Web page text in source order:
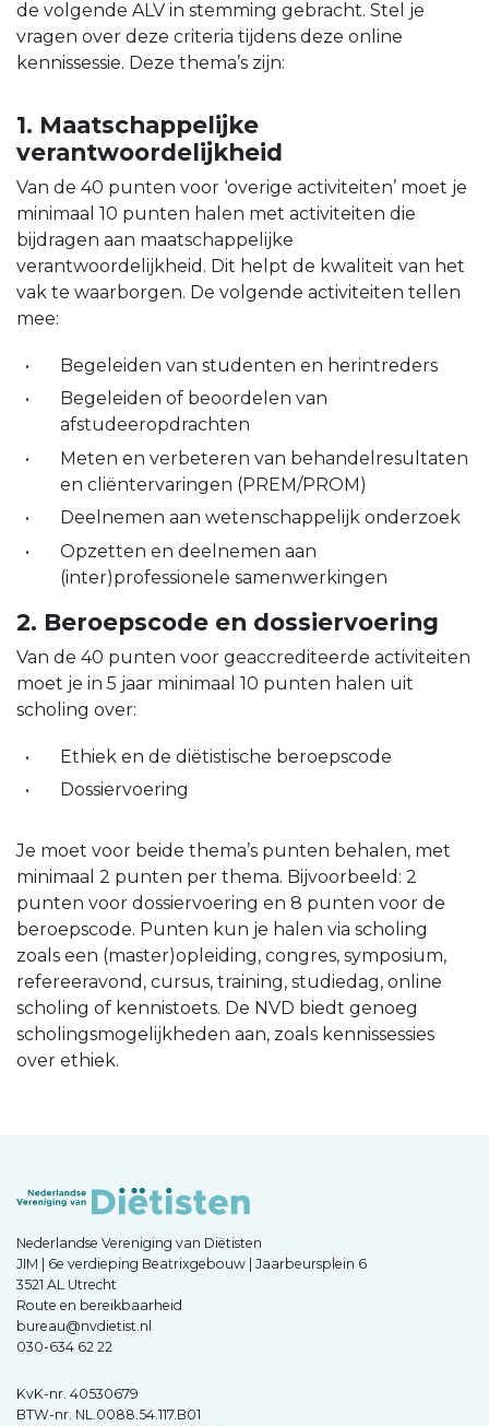
de volgende ALV in stemming gebracht. Stel je
vragen over deze criteria tijdens deze online
kennissessie. Deze thema’s zijn:
1. Maatschappelijke
verantwoordelijkheid
Van de 40 punten voor ‘overige activiteiten’ moet je
minimaal 10 punten halen met activiteiten die
bijdragen aan maatschappelijke
verantwoordelijkheid. Dit helpt de kwaliteit van het
vak te waarborgen. De volgende activiteiten tellen
mee:
Begeleiden van studenten en herintreders
Begeleiden of beoordelen van
afstudeeropdrachten
Meten en verbeteren van behandelresultaten
en cliëntervaringen (PREM/PROM)
Deelnemen aan wetenschappelijk onderzoek
Opzetten en deelnemen aan
(inter)professionele samenwerkingen
2. Beroepscode en dossiervoering
Van de 40 punten voor geaccrediteerde activiteiten
moet je in 5 jaar minimaal 10 punten halen uit
scholing over:
Ethiek en de diëtistische beroepscode
Dossiervoering
Je moet voor beide thema’s punten behalen, met
minimaal 2 punten per thema. Bijvoorbeeld: 2
punten voor dossiervoering en 8 punten voor de
beroepscode. Punten kun je halen via scholing
zoals een (master)opleiding, congres, symposium,
refereeravond, cursus, training, studiedag, online
scholing of kennistoets. De NVD biedt genoeg
scholingsmogelijkheden aan, zoals kennissessies
over ethiek.
Nederlandse Vereniging van Diëtisten
JIM | 6e verdieping Beatrixgebouw | Jaarbeursplein 6
3521 AL Utrecht
Route en bereikbaarheid
bureau@nvdietist.nl
030-634 62 22
KvK-nr. 40530679
BTW-nr. NL.0088.54.117.B01